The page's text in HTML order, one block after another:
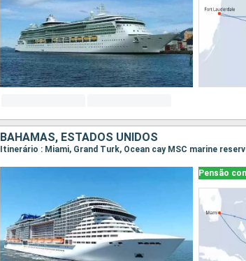
BAHAMAS, ESTADOS UNIDOS
Itinerário : Miami, Grand Turk, Ocean cay MSC marine
Pensão